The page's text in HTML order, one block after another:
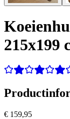
215x199
€ 159,95